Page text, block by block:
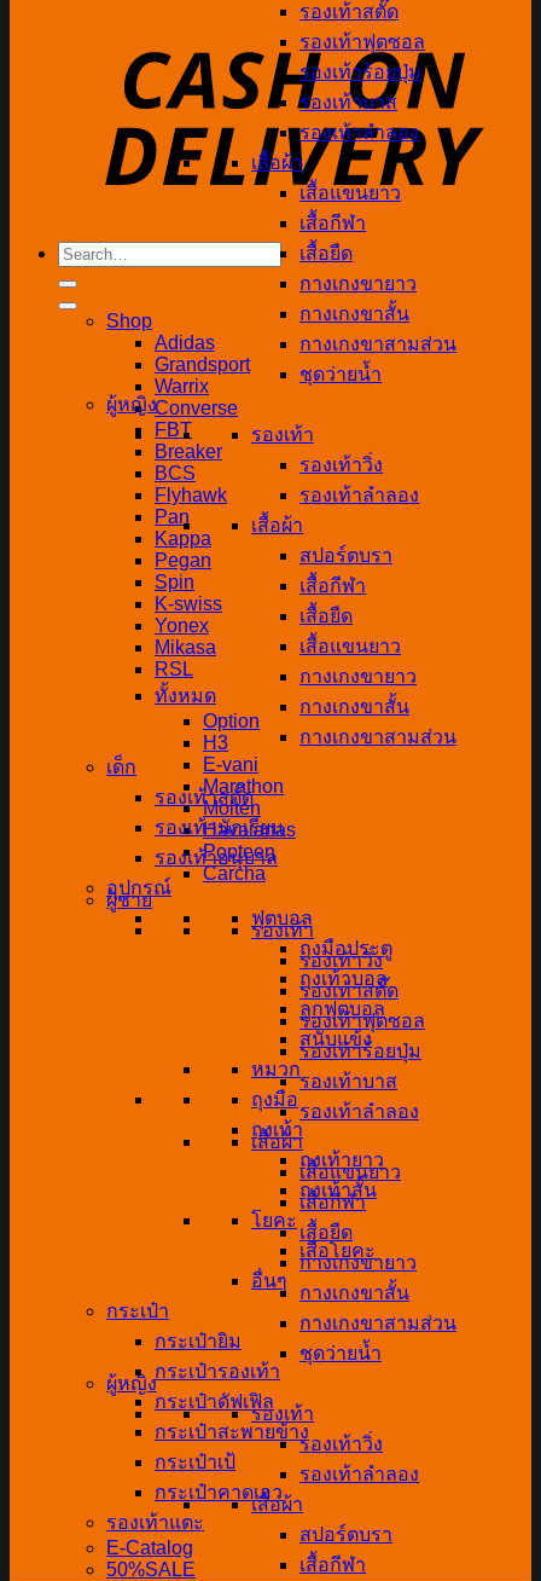
Search
for:
Shop
Adidas
Grandsport
Warrix
Converse
FBT
Breaker
BCS
Flyhawk
Pan
Kappa
Pegan
Spin
K-swiss
Yonex
Mikasa
RSL
ทั้งหมด
Option
H3
E-vani
Marathon
Molten
Havaianas
Popteen
Carcha
ผู้ชาย
รองเท้า
รองเท้าวิ่ง
รองเท้าสตั๊ด
รองเท้าฟุตซอล
รองเท้าร้อยปุ่ม
รองเท้าบาส
รองเท้าลำลอง
เสื้อผ้า
เสื้อแขนยาว
เสื้อกีฬา
เสื้อยืด
กางเกงขายาว
กางเกงขาสั้น
กางเกงขาสามส่วน
ชุดว่ายน้ำ
ผู้หญิง
รองเท้า
รองเท้าวิ่ง
รองเท้าลำลอง
เสื้อผ้า
สปอร์ตบรา
เสื้อกีฬา
รองเท้าสตั๊ด
รองเท้าฟุตซอล
รองเท้าร้อยปุ่ม
รองเท้าบาส
รองเท้าลำลอง
เสื้อผ้า
เสื้อแขนยาว
เสื้อกีฬา
เสื้อยืด
กางเกงขายาว
กางเกงขาสั้น
กางเกงขาสามส่วน
ชุดว่ายน้ำ
ผู้หญิง
รองเท้า
รองเท้าวิ่ง
รองเท้าลำลอง
เสื้อผ้า
สปอร์ตบรา
เสื้อกีฬา
เสื้อยืด
เสื้อแขนยาว
กางเกงขายาว
กางเกงขาสั้น
กางเกงขาสามส่วน
เด็ก
รองเท้าสตั๊ด
รองเท้านักเรียน
รองเท้าอนุบาล
อุปกรณ์
ฟุตบอล
ถุงมือประตู
ถุงเท้าบอล
ลูกฟุตบอล
สนับแข้ง
หมวก
ถุงมือ
ถุงเท้า
ถุงเท้ายาว
ถุงเท้าสั้น
โยคะ
เสื่อโยคะ
อื่นๆ
กระเป๋า
กระเป๋ายิม
กระเป๋ารองเท้า
กระเป๋าดัฟเฟิล
กระเป๋าสะพายข้าง
กระเป๋าเป้
กระเป๋าคาดเอว
รองเท้าแตะ
E-Catalog
50%SALE